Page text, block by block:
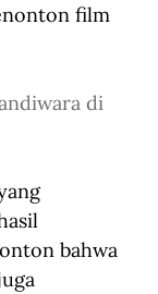
film
di
bahwa